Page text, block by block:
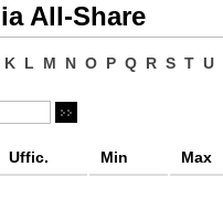
All-Share
K L M N O P Q R S T U
Uffic. Min Max